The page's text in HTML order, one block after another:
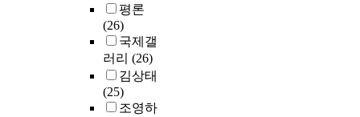
평론
(26)
국제갤
러리 (26)
김상태
(25)
조영하